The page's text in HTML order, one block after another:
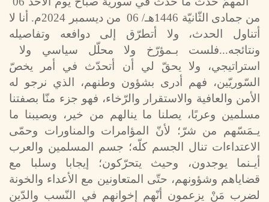
من جمادى الثّانيّة 1446هـ/ 06 من ديسمبر 2024م. أنا لا
أتناول الحدث، ولا أتطرّق إلى دوافعه وتفاصيله
ونتائجه...فلست بـمؤرّخ ولا محلّل سياسي ولا
استراتيجي، ولا يحقّ لي أن أتحدّث في أمر يخصّ
السّوريّين، فهم أدرى بشؤون وطنهم، الذي نرجو له
الأمن والعافية والاستقرار والرّخاء، فهو جزء منّا بصفتنا
مسلمين وعربًا، يصلنا ما ينالهم من خير، ويصيبنا ما
يـمَسّهم من شرّ؛ لأنّ المؤامرات والمناورات وحمّى
الاعتداءات تنال الجسم كلّه؛ جسم المسلمين والعرب
أيـنما يوجدون، وحيث يتحرّكون؛ إيجابا وسلبا مع
قضاياهم وشؤونهم، حتّى المتعاونين مع الأعداء والخونة
لضرب مَنْ يزعمون أنّهم إخوانهم في النّسب والدّين